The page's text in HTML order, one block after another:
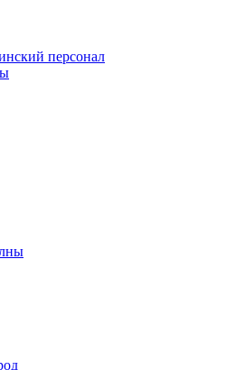
персонал